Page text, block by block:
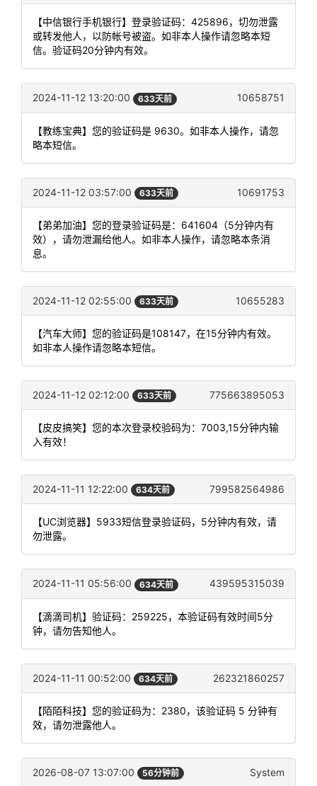
【中信银行手机银行】登录验证码：425896，切勿泄露
或转发他人，以防帐号被盗。如非本人操作请忽略本短
信。验证码20分钟内有效。
2024-11-12 13:20:00 633天前 10658751
【教练宝典】您的验证码是 9630。如非本人操作，请忽
略本短信。
2024-11-12 03:57:00 633天前 10691753
【弟弟加油】您的登录验证码是：641604（5分钟内有
效），请勿泄漏给他人。如非本人操作，请忽略本条消
息。
2024-11-12 02:55:00 633天前 10655283
【汽车大师】您的验证码是108147，在15分钟内有效。
如非本人操作请忽略本短信。
2024-11-12 02:12:00 633天前 775663895053
【皮皮搞笑】您的本次登录校验码为：7003,15分钟内输
入有效！
2024-11-11 12:22:00 634天前 799582564986
【UC浏览器】5933短信登录验证码，5分钟内有效，请
勿泄露。
2024-11-11 05:56:00 634天前 439595315039
【滴滴司机】验证码：259225，本验证码有效时间5分
钟，请勿告知他人。
2024-11-11 00:52:00 634天前 262321860257
【陌陌科技】您的验证码为：2380，该验证码 5 分钟有
效，请勿泄露他人。
2026-08-07 13:07:00 56分钟前 System